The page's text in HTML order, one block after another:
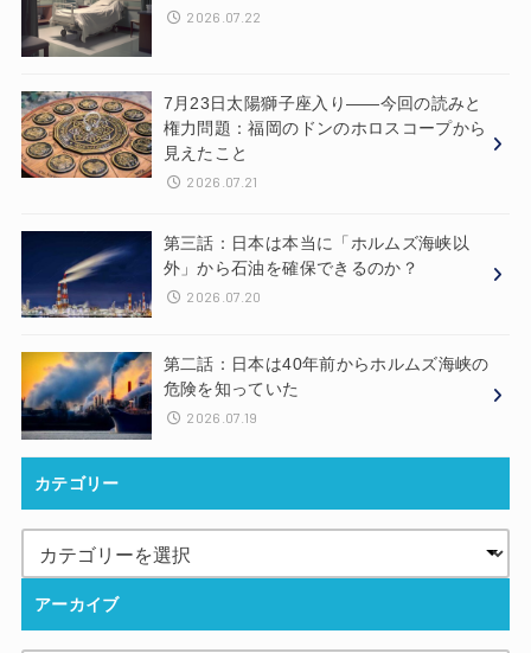
2026.07.22
7月23日太陽獅子座入り——今回の読みと
権力問題：福岡のドンのホロスコープから
見えたこと
2026.07.21
第三話：日本は本当に「ホルムズ海峡以
外」から石油を確保できるのか？
2026.07.20
第二話：日本は40年前からホルムズ海峡の
危険を知っていた
2026.07.19
カテゴリー
アーカイブ